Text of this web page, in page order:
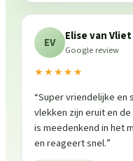
EV Elise van Vliet
Google review
★★★★★
“Super vriendelijke en
vlekken zijn eruit en
is meedenkend in het
en reageert snel.”